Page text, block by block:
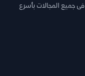
والروايات والقصص وغيرها من كتب مجانية pdf فى جميع المجالات بأسرع